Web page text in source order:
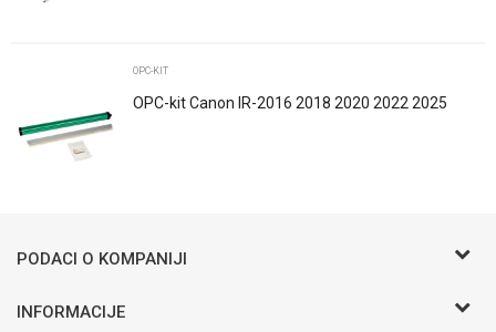
Trenutno nema komentara
OPC-KIT
OPC-kit Canon IR-2016 2018 2020 2022 2025
PODACI O KOMPANIJI
BIRO COMMERCE D.O.O
INFORMACIJE